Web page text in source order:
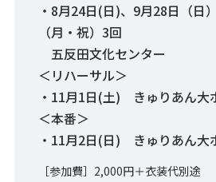
・8月24日(日)、9月28日（日
（月・祝）3回
五反田文化センター
＜リハーサル＞
・11月1日(土) きゅりあん大
＜本番＞
・11月2日(日) きゅりあん大
［参加費］2,000円＋衣装代別途